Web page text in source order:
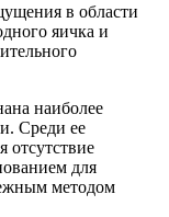
в области
яичка и
наиболее
Среди ее
отсутствие
для
методом